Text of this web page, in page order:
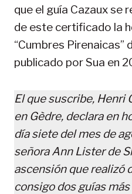
que el guía Cazaux se
de este certificado la
“Cumbres Pirenaicas”
publicado por Sua en
El que suscribe, Henri
en Gèdre, declara en
día siete del mes de
señora Ann Lister de
ascensión que realizó
consigo dos guías